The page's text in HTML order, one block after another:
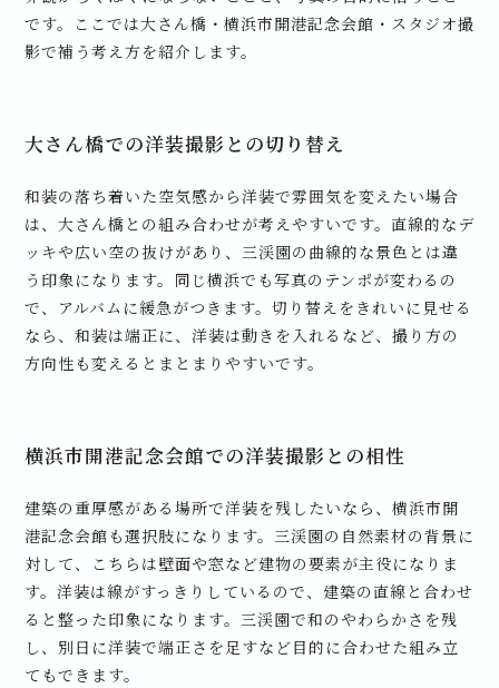
です。ここでは大さん橋・横浜市開港記念会館・スタジオ撮
影で補う考え方を紹介します。
大さん橋での洋装撮影との切り替え
和装の落ち着いた空気感から洋装で雰囲気を変えたい場合
は、大さん橋との組み合わせが考えやすいです。直線的なデ
ッキや広い空の抜けがあり、三渓園の曲線的な景色とは違
う印象になります。同じ横浜でも写真のテンポが変わるの
で、アルバムに緩急がつきます。切り替えをきれいに見せる
なら、和装は端正に、洋装は動きを入れるなど、撮り方の
方向性も変えるとまとまりやすいです。
横浜市開港記念会館での洋装撮影との相性
建築の重厚感がある場所で洋装を残したいなら、横浜市開
港記念会館も選択肢になります。三渓園の自然素材の背景に
対して、こちらは壁面や窓など建物の要素が主役になりま
す。洋装は線がすっきりしているので、建築の直線と合わせ
ると整った印象になります。三渓園で和のやわらかさを残
し、別日に洋装で端正さを足すなど目的に合わせた組み立
てもできます。